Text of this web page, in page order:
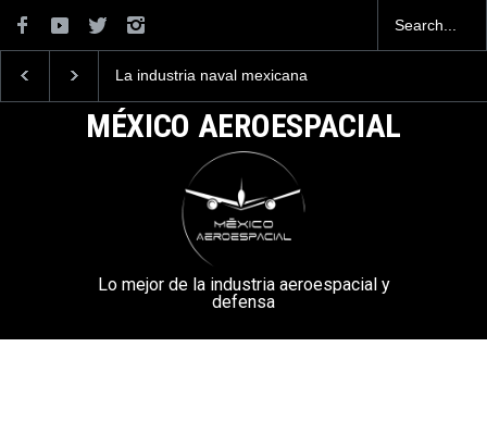
La industria naval mexicana
la Armada de México
mexicanos cuesta 2.9
millones de dólares
MÉXICO AEROESPACIAL
Lo mejor de la industria aeroespacial y
defensa